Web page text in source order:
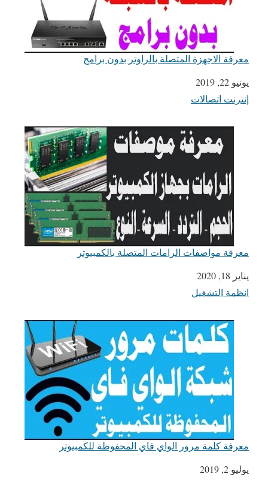
معرفة الاجهزة المتصلة بالراوتر بدون برامج
التاريخ
يونيو 22, 2019
في ما يتعلق بما يأتي
إنترنت اتصالات
معرفة مواصفات الرامات المتصلة بالكمبيوتر
التاريخ
يناير 18, 2020
في ما يتعلق بما يأتي
انظمة التشغيل
معرفة كلمة مرور الواي فاي المحفوظة للكمبيوتر
التاريخ
يوليو 2, 2019